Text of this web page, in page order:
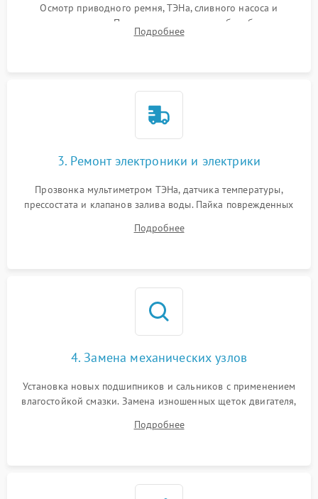
Осмотр приводного ремня, ТЭНа, сливного насоса и
амортизаторов. Проверка подшипников барабана и
крестовины на износ, а манжеты люка на разрывы.
Подробнее
3. Ремонт электроники и электрики
Прозвонка мультиметром ТЭНа, датчика температуры,
прессостата и клапанов залива воды. Пайка поврежденных
Восстановление целостности проводки и контактов.
Подробнее
4. Замена механических узлов
Установка новых подшипников и сальников с применением
влагостойкой смазки. Замена изношенных щеток двигателя,
или поврежденной резиновой манжеты.
Подробнее